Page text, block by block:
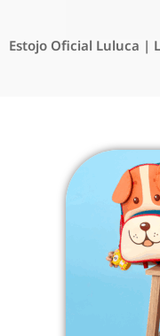
Estojo Oficial Luluca |